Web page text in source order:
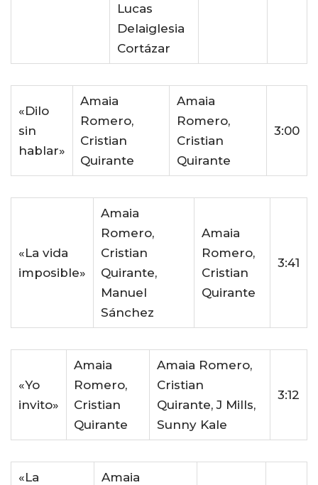
Lucas
Delaiglesia
Cortázar
«Dilo
sin
hablar»
Amaia
Romero,
Cristian
Quirante
Amaia
Romero,
Cristian
Quirante
3:00
«La vida
imposible»
Amaia
Romero,
Cristian
Quirante,
Manuel
Sánchez
Amaia
Romero,
Cristian
Quirante
3:41
«Yo
invito»
Amaia
Romero,
Cristian
Quirante
Amaia Romero,
Cristian
Quirante, J Mills,
Sunny Kale
3:12
«La
Amaia